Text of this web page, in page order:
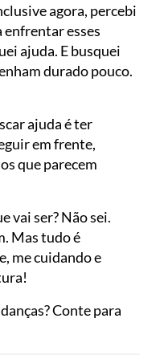
agora, percebi
enfrentar esses
ajuda. E busquei
durado pouco.
ajuda é ter
em frente,
que parecem
vai ser? Não sei.
Mas tudo é
me cuidando e
Conte para